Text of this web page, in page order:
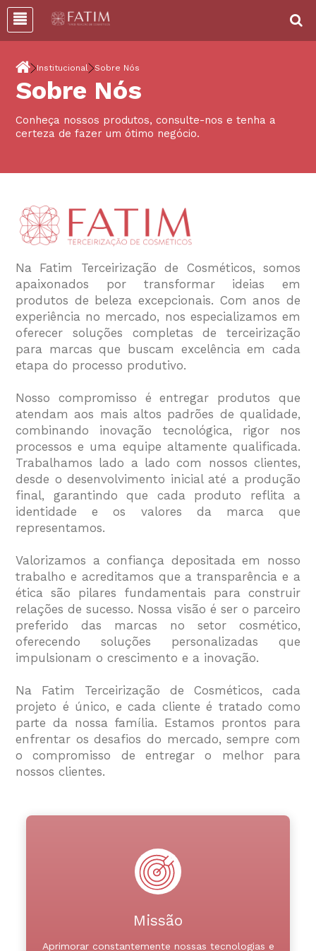
Institucional Sobre Nós
Sobre Nós
Conheça nossos produtos, consulte-nos e tenha a
certeza de fazer um ótimo negócio.
Na Fatim Terceirização de Cosméticos, somos
apaixonados por transformar ideias em
produtos de beleza excepcionais. Com anos de
experiência no mercado, nos especializamos em
oferecer soluções completas de terceirização
para marcas que buscam excelência em cada
etapa do processo produtivo.
Nosso compromisso é entregar produtos que
atendam aos mais altos padrões de qualidade,
combinando inovação tecnológica, rigor nos
processos e uma equipe altamente qualificada.
Trabalhamos lado a lado com nossos clientes,
desde o desenvolvimento inicial até a produção
final, garantindo que cada produto reflita a
identidade e os valores da marca que
representamos.
Valorizamos a confiança depositada em nosso
trabalho e acreditamos que a transparência e a
ética são pilares fundamentais para construir
relações de sucesso. Nossa visão é ser o parceiro
preferido das marcas no setor cosmético,
oferecendo soluções personalizadas que
impulsionam o crescimento e a inovação.
Na Fatim Terceirização de Cosméticos, cada
projeto é único, e cada cliente é tratado como
parte da nossa família. Estamos prontos para
enfrentar os desafios do mercado, sempre com
o compromisso de entregar o melhor para
nossos clientes.
Missão
Aprimorar constantemente nossas tecnologias e